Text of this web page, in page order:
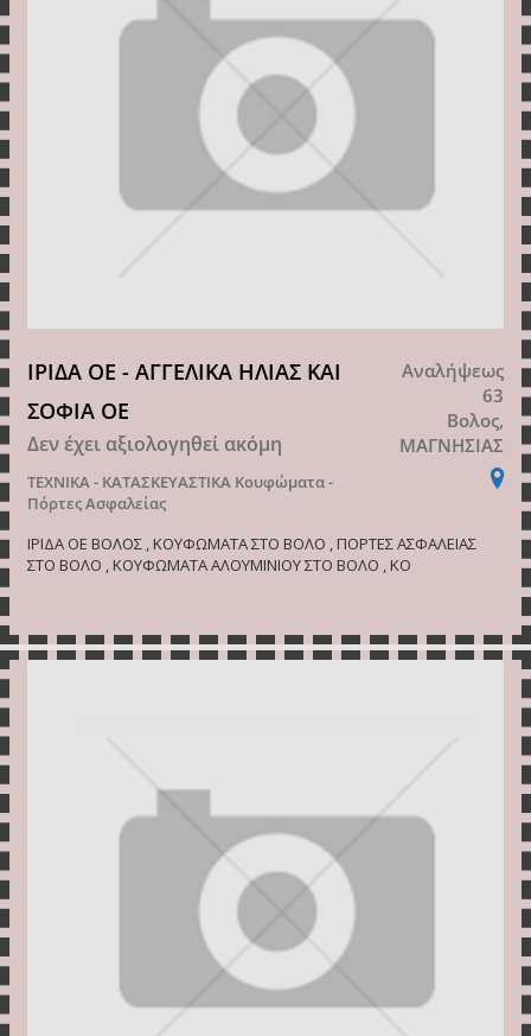
ΙΡΙΔΑ ΟΕ - ΑΓΓΕΛΙΚΑ ΗΛΙΑΣ ΚΑΙ
ΣΟΦΙΑ ΟΕ
Δεν έχει αξιολογηθεί ακόμη
ΤΕΧΝΙΚΑ - ΚΑΤΑΣΚΕΥΑΣΤΙΚΑ Κουφώματα -
Πόρτες Ασφαλείας
Αναλήψεως
63
Βολος,
ΜΑΓΝΗΣΙΑΣ
ΙΡΙΔΑ ΟΕ ΒΟΛΟΣ , ΚΟΥΦΩΜΑΤΑ ΣΤΟ ΒΟΛΟ , ΠΟΡΤΕΣ ΑΣΦΑΛΕΙΑΣ
ΣΤΟ ΒΟΛΟ , ΚΟΥΦΩΜΑΤΑ ΑΛΟΥΜΙΝΙΟΥ ΣΤΟ ΒΟΛΟ , ΚΟ